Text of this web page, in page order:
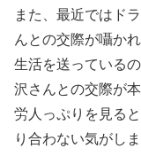
また、最近ではド
んとの交際が囁か
生活を送っている
沢さんとの交際が
労人っぷりを見る
り合わない気がし